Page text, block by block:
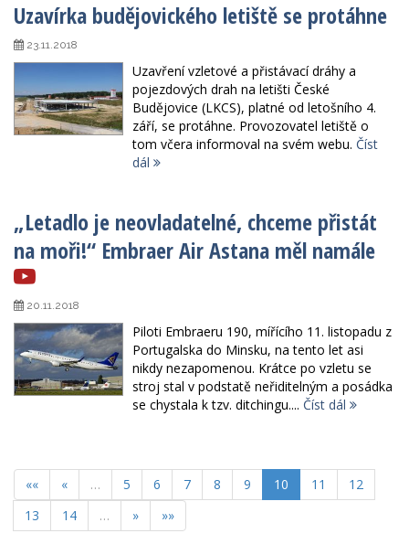
Uzavírka budějovického letiště se protáhne
23.11.2018
Uzavření vzletové a přistávací dráhy a
pojezdových drah na letišti České
Budějovice (LKCS), platné od letošního 4.
září, se protáhne. Provozovatel letiště o
tom včera informoval na svém webu. Číst
dál
„Letadlo je neovladatelné, chceme přistát
na moři!“ Embraer Air Astana měl namále
20.11.2018
Piloti Embraeru 190, mířícího 11. listopadu z
Portugalska do Minsku, na tento let asi
nikdy nezapomenou. Krátce po vzletu se
stroj stal v podstatě neřiditelným a posádka
se chystala k tzv. ditchingu.... Číst dál
«« « … 5 6 7 8 9 10 11
12
13
14 … » »»